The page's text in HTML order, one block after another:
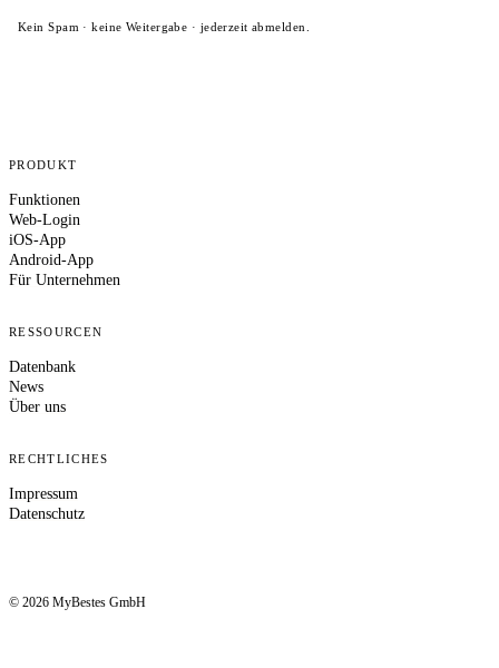
Kein Spam · keine Weitergabe · jederzeit abmelden.
PRODUKT
Funktionen
Web-Login
iOS-App
Android-App
Für Unternehmen
RESSOURCEN
Datenbank
News
Über uns
RECHTLICHES
Impressum
Datenschutz
© 2026 MyBestes GmbH